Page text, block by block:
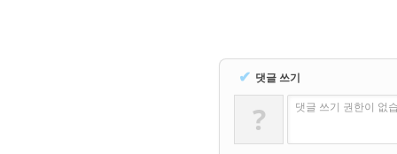
✔ 댓글 쓰기
? 댓글 쓰기 권한이 없